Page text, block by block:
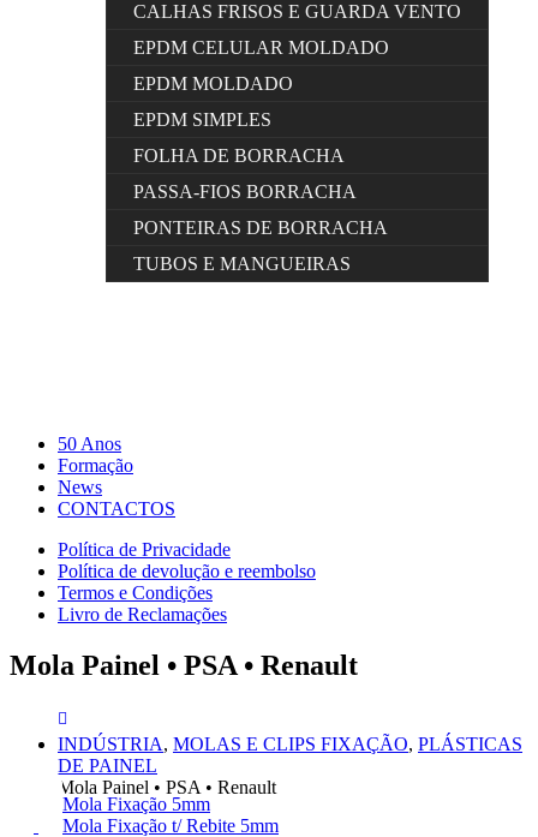
CALHAS FRISOS E GUARDA VENTO
EPDM CELULAR MOLDADO
EPDM MOLDADO
EPDM SIMPLES
FOLHA DE BORRACHA
PASSA-FIOS BORRACHA
PONTEIRAS DE BORRACHA
TUBOS E MANGUEIRAS
50 Anos
Formação
News
CONTACTOS
Política de Privacidade
Política de devolução e reembolso
Termos e Condições
Livro de Reclamações
Mola Painel • PSA • Renault
INDÚSTRIA, MOLAS E CLIPS FIXAÇÃO, PLÁSTICAS
DE PAINEL
Mola Painel • PSA • Renault
Mola Fixação 5mm
Mola Fixação t/ Rebite 5mm